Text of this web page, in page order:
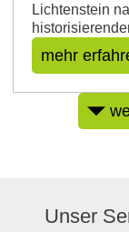
Lichtenstein
mehr
Unser